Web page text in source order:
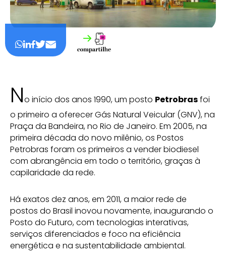
No início dos anos 1990, um posto Petrobrasfoi
o primeiro a oferecer Gás Natural Veicular (GNV), na
Praça da Bandeira, no Rio de Janeiro. Em 2005, na
primeira década do novo milênio, os Postos
Petrobras foram os primeiros a vender biodiesel
com abrangência em todo o território, graças à
capilaridade da rede.
Há exatos dez anos, em 2011, a maior rede de
postos do Brasil inovou novamente, inaugurando o
Posto do Futuro, com tecnologias interativas,
serviços diferenciados e foco na eficiência
energética e na sustentabilidade ambiental.